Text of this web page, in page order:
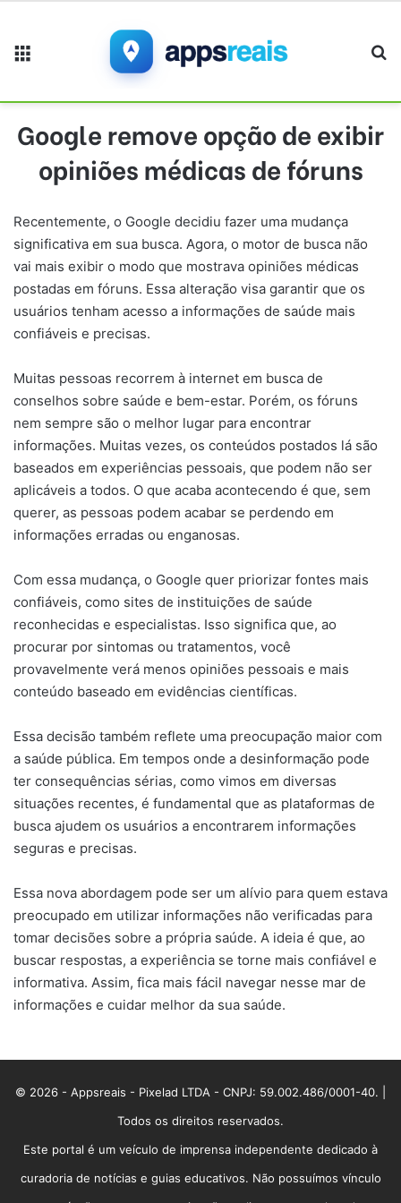
Google remove opção de exibir
opiniões médicas de fóruns
Recentemente, o Google decidiu fazer uma mudança
significativa em sua busca. Agora, o motor de busca não
vai mais exibir o modo que mostrava opiniões médicas
postadas em fóruns. Essa alteração visa garantir que os
usuários tenham acesso a informações de saúde mais
confiáveis e precisas.
Muitas pessoas recorrem à internet em busca de
conselhos sobre saúde e bem-estar. Porém, os fóruns
nem sempre são o melhor lugar para encontrar
informações. Muitas vezes, os conteúdos postados lá são
baseados em experiências pessoais, que podem não ser
aplicáveis a todos. O que acaba acontecendo é que, sem
querer, as pessoas podem acabar se perdendo em
informações erradas ou enganosas.
Com essa mudança, o Google quer priorizar fontes mais
confiáveis, como sites de instituições de saúde
reconhecidas e especialistas. Isso significa que, ao
procurar por sintomas ou tratamentos, você
provavelmente verá menos opiniões pessoais e mais
conteúdo baseado em evidências científicas.
Essa decisão também reflete uma preocupação maior com
a saúde pública. Em tempos onde a desinformação pode
ter consequências sérias, como vimos em diversas
situações recentes, é fundamental que as plataformas de
busca ajudem os usuários a encontrarem informações
seguras e precisas.
Essa nova abordagem pode ser um alívio para quem estava
preocupado em utilizar informações não verificadas para
tomar decisões sobre a própria saúde. A ideia é que, ao
buscar respostas, a experiência se torne mais confiável e
informativa. Assim, fica mais fácil navegar nesse mar de
informações e cuidar melhor da sua saúde.
© 2026 - Appsreais - Pixelad LTDA - CNPJ: 59.002.486/0001-40. |
Todos os direitos reservados.
Este portal é um veículo de imprensa independente dedicado à
curadoria de notícias e guias educativos. Não possuímos vínculo